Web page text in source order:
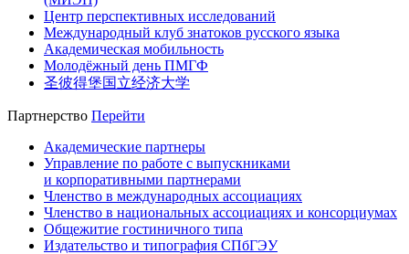
Центр перспективных исследований
Международный клуб знатоков русского языка
Академическая мобильность
Молодёжный день ПМГФ
圣彼得堡国立经济大学
Партнерство Перейти
Академические партнеры
Управление по работе с выпускниками
и корпоративными партнерами
Членство в международных ассоциациях
Членство в национальных ассоциациях и консорциумах
Общежитие гостиничного типа
Издательство и типография СПбГЭУ